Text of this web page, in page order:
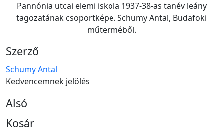
Pannónia utcai elemi iskola 1937-38-as tanév leány
tagozatának csoportképe. Schumy Antal, Budafoki
műterméből.
Szerző
Schumy Antal
Kedvencemnek jelölés
Alsó
Kosár